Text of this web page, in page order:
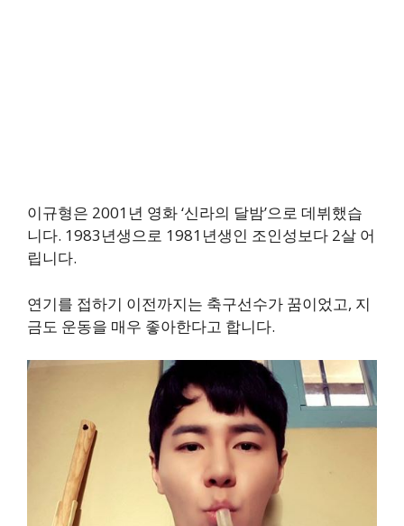
이규형은 2001년 영화 ‘신라의 달밤’으로 데뷔했습
니다. 1983년생으로 1981년생인 조인성보다 2살 어
립니다.
연기를 접하기 이전까지는 축구선수가 꿈이었고, 지
금도 운동을 매우 좋아한다고 합니다.